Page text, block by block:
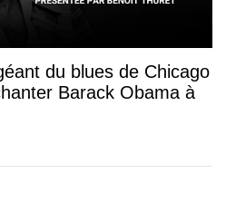
du blues de Chicago
Barack Obama à